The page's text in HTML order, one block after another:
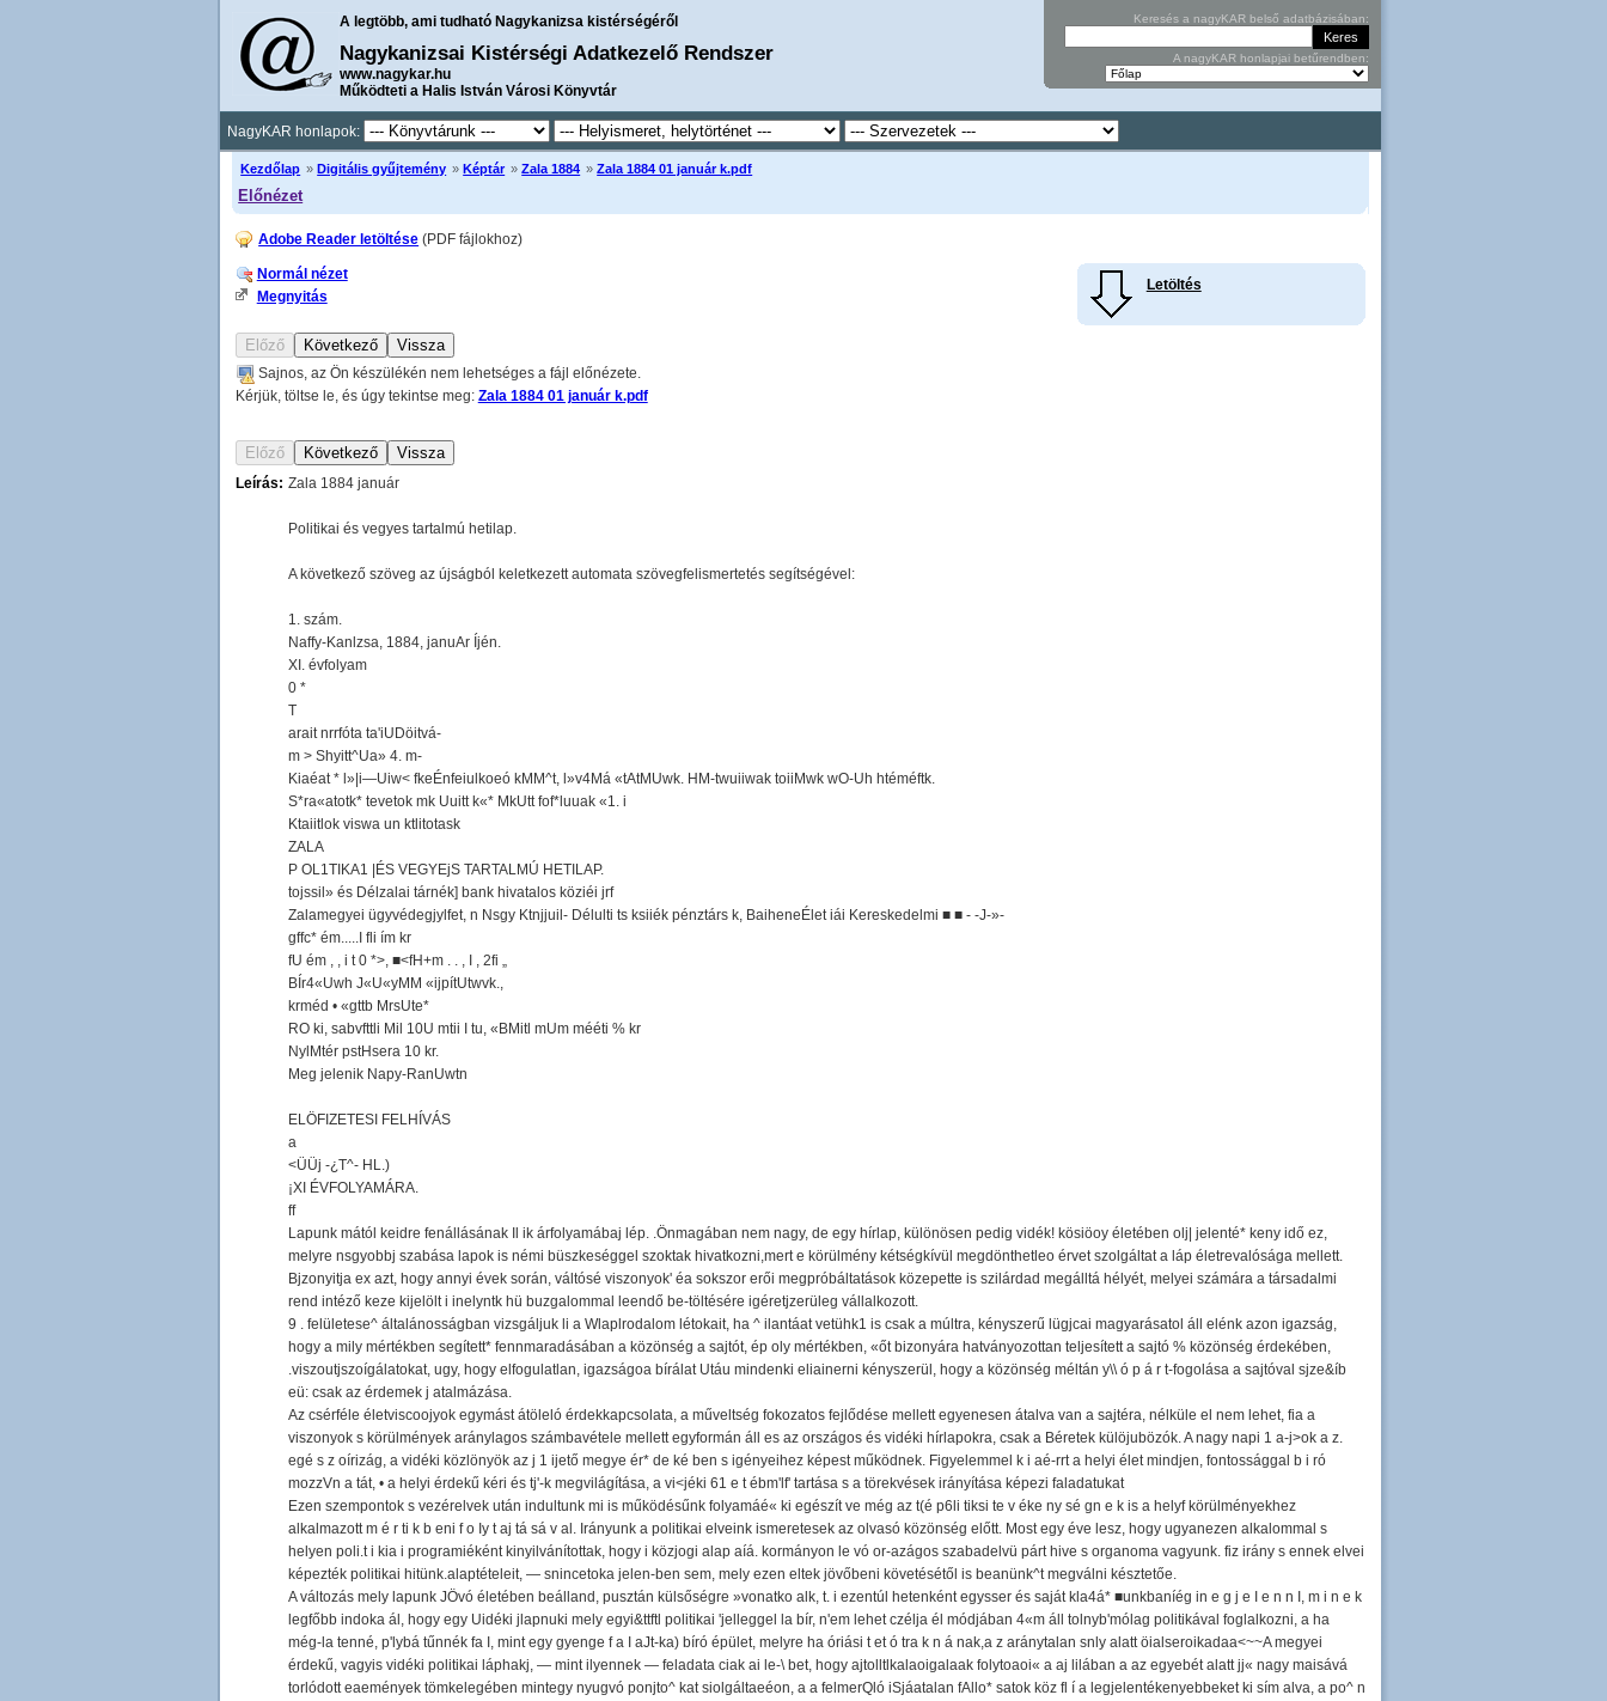
A legtöbb, ami tudható Nagykanizsa kistérségéről
Nagykanizsai Kistérségi Adatkezelő Rendszer
www.nagykar.hu
Működteti a Halis István Városi Könyvtár
Keresés a nagyKAR belső adatbázisában:
A nagyKAR honlapjai betűrendben:
NagyKAR honlapok:
Kezdőlap » Digitális gyűjtemény » Képtár »Zala 1884 »Zala 1884 01 január k.pdf
Előnézet
Adobe Reader letöltése (PDF fájlokhoz)
Letöltés
Normál nézet
Megnyitás
Sajnos, az Ön készülékén nem lehetséges a fájl előnézete.
Kérjük, töltse le, és úgy tekintse meg: Zala 1884 01 január k.pdf
Leírás: Zala 1884 január
Politikai és vegyes tartalmú hetilap.
A következő szöveg az újságból keletkezett automata szövegfelismertetés segítségével:
1. szám.
Naffy-Kanlzsa, 1884, januAr Íjén.
XI. évfolyam
0 *
T
arait nrrfóta ta'iUDöitvá-
m > Shyitt^Ua» 4. m-
Kiaéat * l»|i—Uiw< fkeÉnfeiulkoeó kMM^t, l»v4Má «tAtMUwk. HM-twuiiwak toiiMwk wO-Uh htéméftk.
S*ra«atotk* tevetok mk Uuitt k«* MkUtt fof*luuak «1. i
Ktaiitlok viswa un ktlitotask
ZALA
P OL1TIKA1 |ÉS VEGYEjS TARTALMÚ HETILAP.
tojssil» és Délzalai tárnék] bank hivatalos köziéi jrf
Zalamegyei ügyvédegjylfet, n Nsgy Ktnjjuil- Délulti ts ksiiék pénztárs k, BaiheneÉlet iái Kereskedelmi ■ ■ - -J-»-
gffc* ém.....I fli ím kr
fU ém , , i t 0 *>, ■<fH+m . . , I , 2fi „
BÍr4«Uwh J«U«yMM «ijpítUtwvk.,
krméd • «gttb MrsUte*
RO ki, sabvfttli Mil 10U mtii I tu, «BMitl mUm mééti % kr
NylMtér pstHsera 10 kr.
Meg jelenik Napy-RanUwtn
ELÖFIZETESI FELHÍVÁS
a
<ÜÜj -¿T^- HL.)
¡XI ÉVFOLYAMÁRA.
ff
Lapunk mától keidre fenállásának Il ik árfolyamábaj lép. .Önmagában nem nagy, de egy hírlap, különösen pedig vidék! kösiöoy életében olj| jelenté* keny idő ez,
melyre nsgyobbj szabása lapok is némi büszkeséggel szoktak hivatkozni,mert e körülmény kétségkívül megdönthetleo érvet szolgáltat a láp életrevalósága mellett.
Bjzonyitja ex azt, hogy annyi évek során, váltósé viszonyok' éa sokszor erői megpróbáltatások közepette is szilárdad megálltá hélyét, melyei számára a társadalmi
rend intéző keze kijelölt i inelyntk hü buzgalommal leendő be-töltésére igéretjzerüleg vállalkozott.
9 . felületese^ általánosságban vizsgáljuk li a Wlaplrodalom létokait, ha ^ ilantáat vetühk1 is csak a múltra, kényszerű lügjcai magyarásatol áll elénk azon igazság,
hogy a mily mértékben segített* fennmaradásában a közönség a sajtót, ép oly mértékben, «őt bizonyára hatványozottan teljesített a sajtó % közönség érdekében,
.viszoutjszoígálatokat, ugy, hogy elfogulatlan, igazságoa bírálat Utáu mindenki eliainerni kényszerül, hogy a közönség méltán y\\ ó p á r t-fogolása a sajtóval sjze&íb
eü: csak az érdemek j atalmázása.
Az csérféle életviscoojyok egymást átöleló érdekkapcsolata, a műveltség fokozatos fejlődése mellett egyenesen átalva van a sajtéra, nélküle el nem lehet, fia a
viszonyok s körülmények aránylagos számbavétele mellett egyformán áll es az országos és vidéki hírlapokra, csak a Béretek külöjubözók. A nagy napi 1 a-j>ok a z.
egé s z oírizág, a vidéki közlönyök az j 1 ijető megye ér* de ké ben s igényeihez képest működnek. Figyelemmel k i aé-rrt a helyi élet mindjen, fontossággal b i ró
mozzVn a tát, • a helyi érdekű kéri és tj'-k megvilágítása, a vi<jéki 61 e t ébm'lf' tartása s a törekvések irányítása képezi faladatukat
Ezen szempontok s vezérelvek után indultunk mi is működésűnk folyamáé« ki egészít ve még az t(é p6li tiksi te v éke ny sé gn e k is a helyf körülményekhez
alkalmazott m é r ti k b eni f o Iy t aj tá sá v al. Irányunk a politikai elveink ismeretesek az olvasó közönség előtt. Most egy éve lesz, hogy ugyanezen alkalommal s
helyen poli.t i kia i programiéként kinyilvánítottak, hogy i közjogi alap aíá. kormányon le vó or-azágos szabadelvü párt hive s organoma vagyunk. fiz irány s ennek elvei
képezték politikai hitünk.alaptételeit, — snincetoka jelen-ben sem, mely ezen eltek jövőbeni követésétől is beanünk^t megválni késztetőe.
A változás mely lapunk JÖvó életében beálland, pusztán külsőségre »vonatko alk, t. i ezentúl hetenként egysser és saját kla4á* ■unkbaníég in e g j e I e n n I, m i n e k
legfőbb indoka ál, hogy egy Uidéki jlapnuki mely egyi&ttftl politikai 'jelleggel la bír, n'em lehet czélja él módjában 4«m áll tolnyb'mólag politikával foglalkozni, a ha
még-la tenné, p'lybá tűnnék fa I, mint egy gyenge f a I aJt-ka) bíró épület, melyre ha óriási t et ó tra k n á nak,a z aránytalan snly alatt öialseroikadaa<~~A megyei
érdekű, vagyis vidéki politikai láphakj, — mint ilyennek — feladata ciak ai le-\ bet, hogy ajtolltlkalaoigalaak folytoaoi« a aj lilában a az egyebét alatt jj« nagy maisává
torlódott eaemények tömkelegében mintegy nyugvó ponjto^ kat siolgáltaeéon, a a felmerQló iSjáatalan fAllo* satok köz fl í a legjelentékenyebbeket ki sím alva, a po^ n